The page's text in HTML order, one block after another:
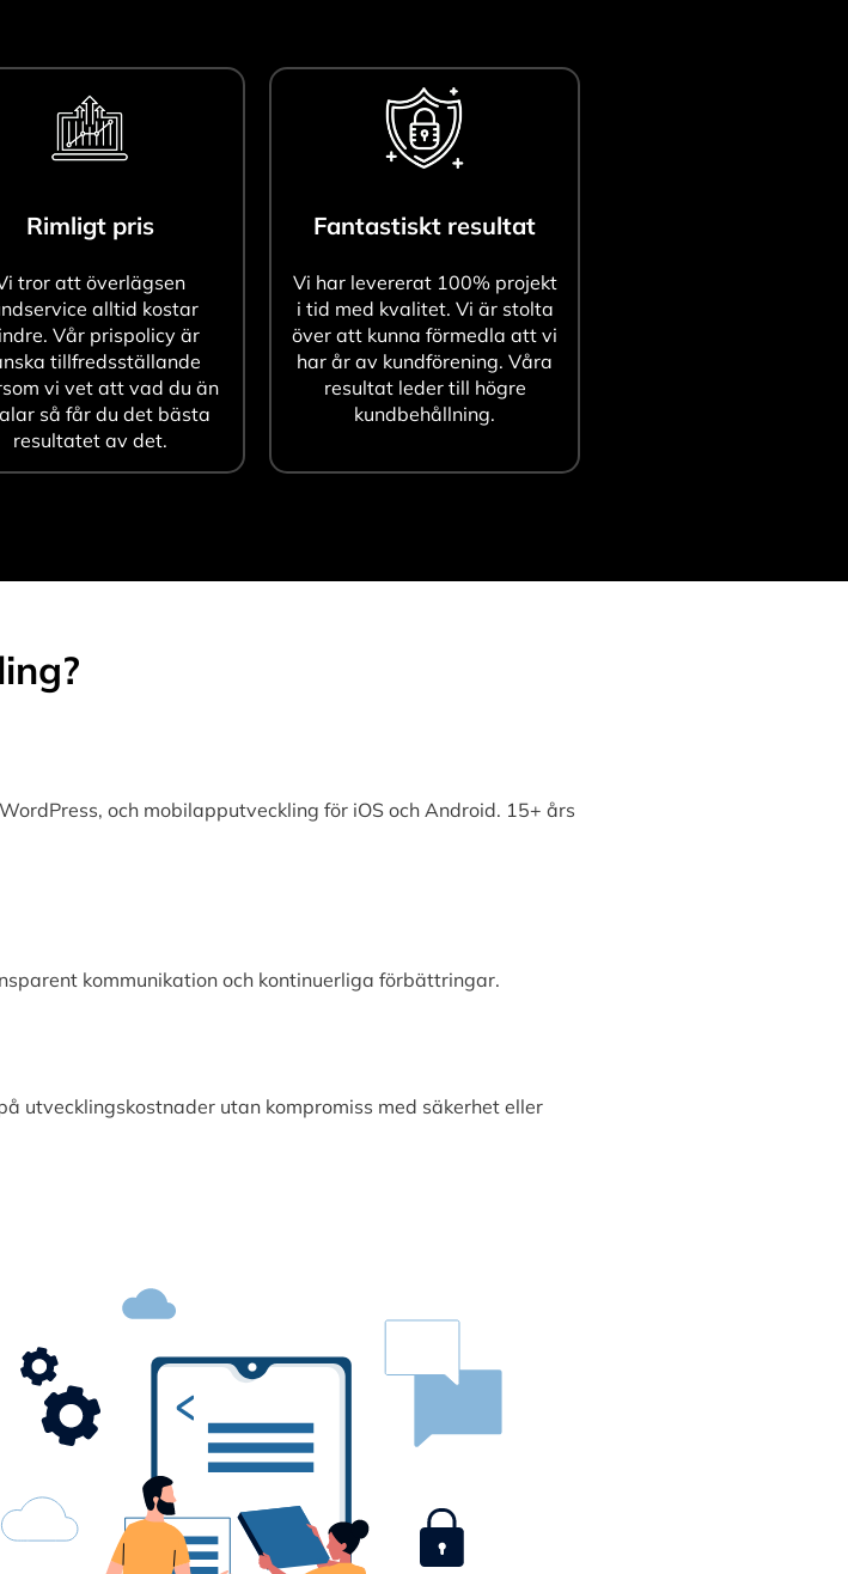
Rimligt pris
tror att överlägsen
alltid kostar
Vår prispolicy är
tillfredsställande
vi vet att vad du än
så får du det bästa
resultatet av det.
Fantastiskt resultat
Vi har levererat 100% projekt
i tid med kvalitet. Vi är stolta
över att kunna förmedla att vi
har år av kundförening. Våra
resultat leder till högre
kundbehållning.
och mobilapputveckling för iOS och Android. 15+ års
kommunikation och kontinuerliga förbättringar.
utvecklingskostnader utan kompromiss med säkerhet eller